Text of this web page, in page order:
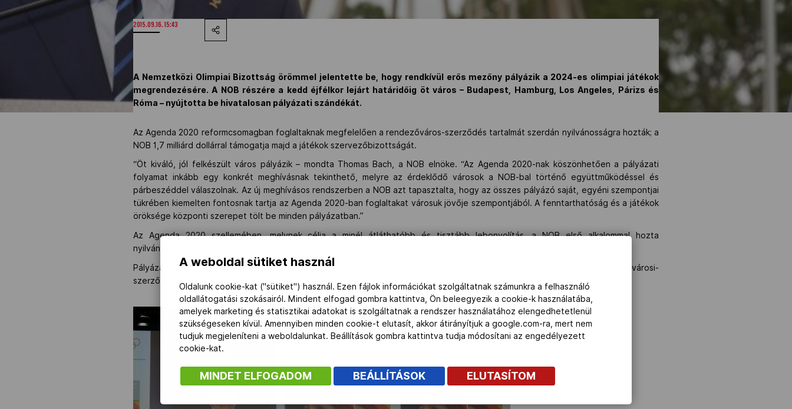
2015.09.16. 15:43
A Nemzetközi Olimpiai Bizottság örömmel jelentette be, hogy rendkívül erős mezőny pályázik a 2024-es olimpiai játékok
megrendezésére. A NOB részére a kedd éjfélkor lejárt határidőig öt város – Budapest, Hamburg, Los Angeles, Párizs és
Róma – nyújtotta be hivatalosan pályázati szándékát.
Az Agenda 2020 reformcsomagban foglaltaknak megfelelően a rendezőváros-szerződés tartalmát szerdán nyilvánosságra hozták; a
NOB 1,7 milliárd dollárral támogatja majd a játékok szervezőbizottságát.
“Öt kiváló, jól felkészült város pályázik – mondta Thomas Bach, a NOB elnöke. “Az Agenda 2020-nak köszönhetően a pályázati
folyamat inkább egy konkrét meghívásnak tekinthető, melyre az érdeklődő városok a NOB-bal történő együttműködéssel és
párbeszéddel válaszolnak. Az új meghívásos rendszerben a NOB azt tapasztalta, hogy az összes pályázó saját, egyéni szempontjai
tükrében kiemelten fontosnak tartja az Agenda 2020-ban foglaltakat városuk jövője szempontjából. A fenntarthatóság és a játékok
öröksége központi szerepet tölt be minden pályázatban.”
Az Agenda 2020 szellemében, melynek célja a minél átláthatóbb és tisztább lebonyolítás, a NOB első alkalommal hozta
nyilvánosságra az összes, pályázati folyamattal kapcsolatos dokumentumot.
Pályázatukkal az öt jelentkező város egyben biztosította a NOB-ot elkötelezettségéről az Olimpiai Charta és a rendezővárosi-
szerződésben foglaltak iránt.
A weboldal sütiket használ
Oldalunk cookie-kat ("sütiket") használ. Ezen fájlok információkat szolgáltatnak számunkra a felhasználó
oldallátogatási szokásairól. Mindent elfogad gombra kattintva, Ön beleegyezik a cookie-k használatába,
amelyek marketing és statisztikai adatokat is szolgáltatnak a rendszer használatához elengedhetetlenül
szükségeseken kívül. Amennyiben minden cookie-t elutasít, akkor átirányítjuk a google.com-ra, mert nem
tudjuk megjeleníteni a weboldalunkat. Beállítások gombra kattintva tudja módosítani az engedélyezett
cookie-kat.
MINDET ELFOGADOM BEÁLLÍTÁSOK ELUTASÍTOM